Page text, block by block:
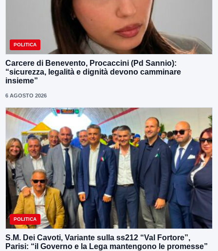
POLITICA
Carcere di Benevento, Procaccini (Pd Sannio):
“sicurezza, legalità e dignità devono camminare
insieme”
6 AGOSTO 2026
POLITICA
S.M. Dei Cavoti, Variante sulla ss212 “Val Fortore”,
Parisi: “il Governo e la Lega mantengono le promesse”